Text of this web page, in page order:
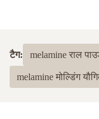
टैग: melamine राल
melamine मोल्डिंग